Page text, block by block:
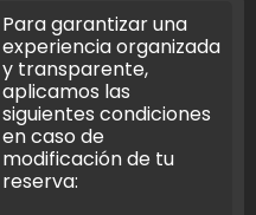
Para garantizar una
experiencia organizada
y transparente,
aplicamos las
siguientes condiciones
en caso de
modificación de tu
reserva: